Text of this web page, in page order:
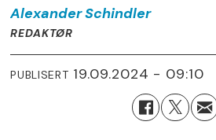
AlexanderSchindler
REDAKTØR
PUBLISERT 19.09.2024 - 09:10